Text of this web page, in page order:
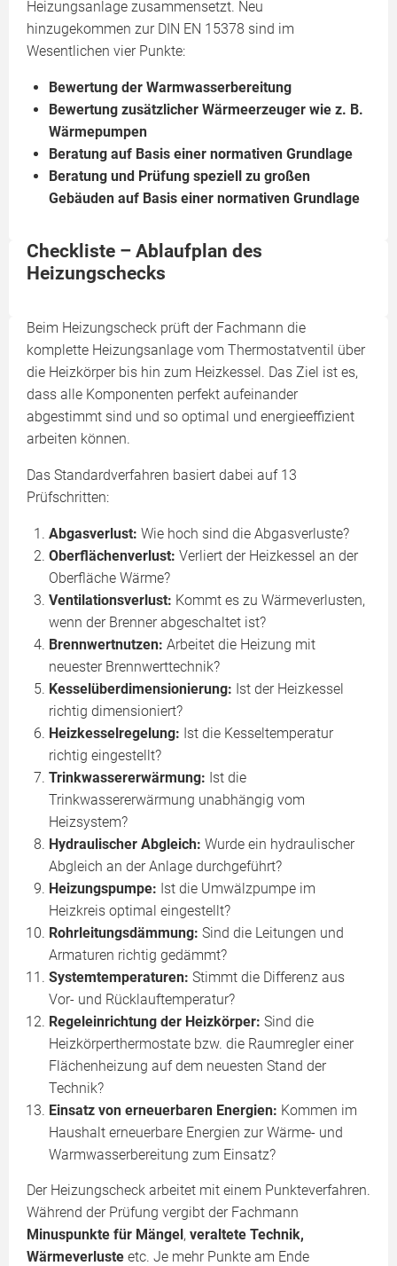
Heizungsanlage zusammensetzt. Neu
hinzugekommen zur DIN EN 15378 sind im
Wesentlichen vier Punkte:
Bewertung der Warmwasserbereitung
Bewertung zusätzlicher Wärmeerzeuger wie z. B.
Wärmepumpen
Beratung auf Basis einer normativen Grundlage
Beratung und Prüfung speziell zu großen
Gebäuden auf Basis einer normativen Grundlage
Checkliste – Ablaufplan des
Heizungschecks
Beim Heizungscheck prüft der Fachmann die
komplette Heizungsanlage vom Thermostatventil über
die Heizkörper bis hin zum Heizkessel. Das Ziel ist es,
dass alle Komponenten perfekt aufeinander
abgestimmt sind und so optimal und energieeffizient
arbeiten können.
Das Standardverfahren basiert dabei auf 13
Prüfschritten:
Abgasverlust: Wie hoch sind die Abgasverluste?
Oberflächenverlust: Verliert der Heizkessel an der
Oberfläche Wärme?
Ventilationsverlust: Kommt es zu Wärmeverlusten,
wenn der Brenner abgeschaltet ist?
Brennwertnutzen: Arbeitet die Heizung mit
neuester Brennwerttechnik?
Kesselüberdimensionierung: Ist der Heizkessel
richtig dimensioniert?
Heizkesselregelung: Ist die Kesseltemperatur
richtig eingestellt?
Trinkwassererwärmung: Ist die
Trinkwassererwärmung unabhängig vom
Heizsystem?
Hydraulischer Abgleich: Wurde ein hydraulischer
Abgleich an der Anlage durchgeführt?
Heizungspumpe: Ist die Umwälzpumpe im
Heizkreis optimal eingestellt?
Rohrleitungsdämmung: Sind die Leitungen und
Armaturen richtig gedämmt?
Systemtemperaturen: Stimmt die Differenz aus
Vor- und Rücklauftemperatur?
Regeleinrichtung der Heizkörper: Sind die
Heizkörperthermostate bzw. die Raumregler einer
Flächenheizung auf dem neuesten Stand der
Technik?
Einsatz von erneuerbaren Energien: Kommen im
Haushalt erneuerbare Energien zur Wärme- und
Warmwasserbereitung zum Einsatz?
Der Heizungscheck arbeitet mit einem Punkteverfahren.
Während der Prüfung vergibt der Fachmann
Minuspunkte für Mängel, veraltete Technik,
Wärmeverluste etc. Je mehr Punkte am Ende